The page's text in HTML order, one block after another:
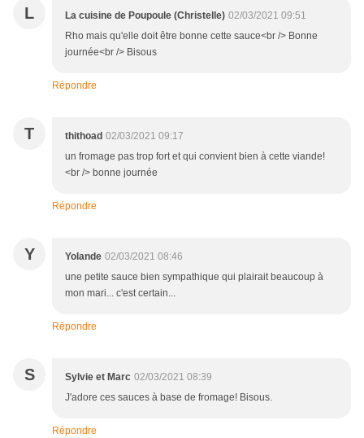
L La cuisine de Poupoule (Christelle) 02/03/2021 09:51
Rho mais qu'elle doit être bonne cette sauce<br /> Bonne
journée<br /> Bisous
Répondre
T thithoad 02/03/2021 09:17
un fromage pas trop fort et qui convient bien à cette viande!
<br /> bonne journée
Répondre
Y Yolande 02/03/2021 08:46
une petite sauce bien sympathique qui plairait beaucoup à
mon mari... c'est certain...
Répondre
S Sylvie et Marc 02/03/2021 08:39
J'adore ces sauces à base de fromage! Bisous.
Répondre